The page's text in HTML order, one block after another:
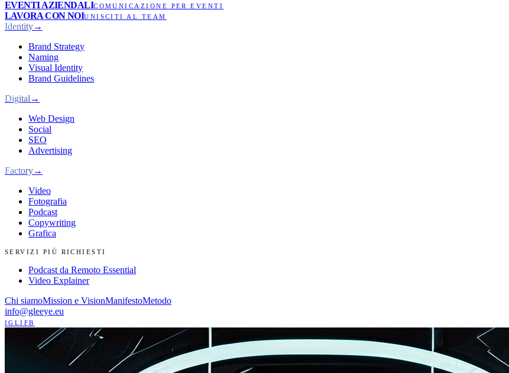
EVENTI AZIENDALICOMUNICAZIONE PER EVENTI
LAVORA CON NOIUNISCITI AL TEAM
Identity→
Brand Strategy
Naming
Visual Identity
Brand Guidelines
Digital →
Web Design
Social
SEO
Advertising
Factory→
Video
Fotografia
Podcast
Copywriting
Grafica
SERVIZI PIÙ RICHIESTI
Podcast da Remoto Essential
Video Explainer
Chi siamoMission e VisionManifestoMetodo
info@gleeye.eu
IG LI FB